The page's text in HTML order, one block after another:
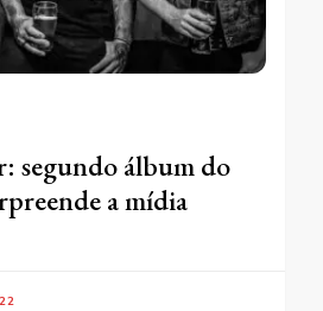
segundo álbum do
a mídia